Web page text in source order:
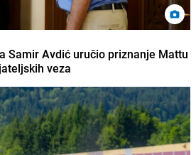
Samir Avdić uručio priznanje Mattu
veza